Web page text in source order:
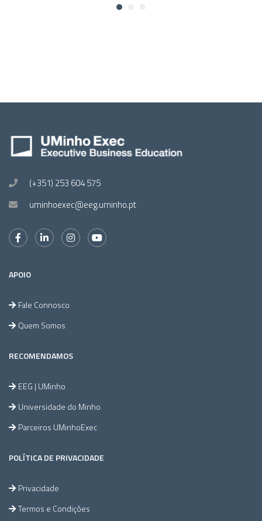
(+351) 253 604 575
uminhoexec@eeg.uminho.pt
APOIO
Fale Connosco
Quem Somos
RECOMENDAMOS
EEG | UMinho
Universidade do Minho
Parceiros UMinhoExec
POLÍTICA DE PRIVACIDADE
Privacidade
Termos e Condições